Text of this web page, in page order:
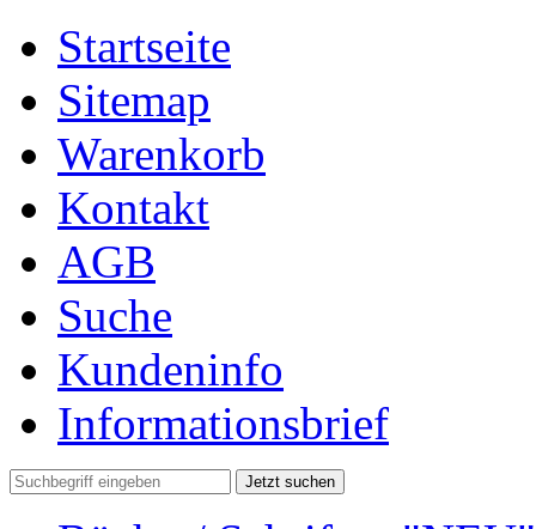
Startseite
Sitemap
Warenkorb
Kontakt
AGB
Suche
Kundeninfo
Informationsbrief
Jetzt suchen